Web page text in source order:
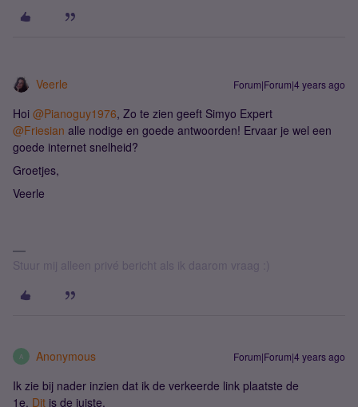
Veerle Forum|Forum|4 years ago
Hoi @Pianoguy1976, Zo te zien geeft Simyo Expert
@Friesian alle nodige en goede antwoorden! Ervaar je wel een
goede internet snelheid?
Groetjes,
Veerle
Stuur mij alleen privé bericht als ik daarom vraag :)
A Anonymous Forum|Forum|4 years ago
Ik zie bij nader inzien dat ik de verkeerde link plaatste de
1e. Dit is de juiste.